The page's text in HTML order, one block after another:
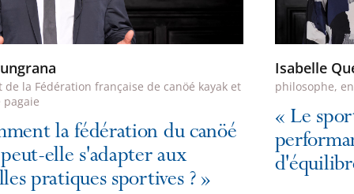
de la Fédération française de canöé kayak et
pagaie
la fédération du canöé
elle s'adapter aux
pratiques sportives ?»
Isabelle
philosophe,
« Le